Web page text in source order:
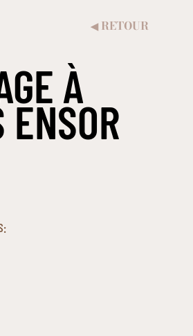
◀︎RETOUR
À